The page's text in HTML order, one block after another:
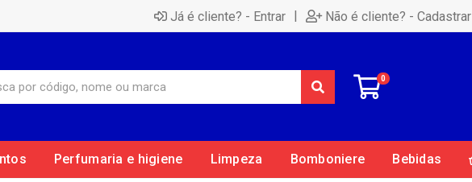
Já é cliente? - Entrar | Não é cliente? - Cadastrar
0
Perfumaria e higiene Limpeza Bomboniere Bebidas